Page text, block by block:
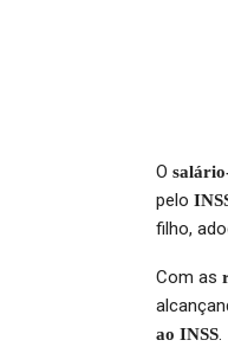
O
pelo
filho,
Com as
ao INSS